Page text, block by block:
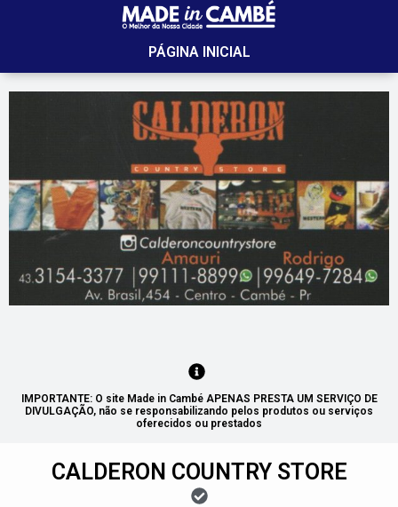
PÁGINA INICIAL
IMPORTANTE: O site Made in Cambé APENAS PRESTA UM SERVIÇO DE
DIVULGAÇÃO, não se responsabilizando pelos produtos ou serviços
oferecidos ou prestados
CALDERON COUNTRY STORE